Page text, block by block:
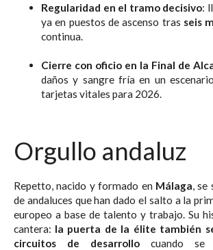
Regularidad en el tramo decisivo:
ya en puestos de ascenso tras seis
continua.
Cierre con oficio en la Final de
daños y sangre fría en un
tarjetas vitales para 2026.
Orgullo andaluz
Repetto, nacido y formado en Málaga
de andaluces que han dado el salto a la primera línea
europeo a base de talento y trabajo. Su
cantera: la puerta de la élite también
circuitos de desarrollo cuando se